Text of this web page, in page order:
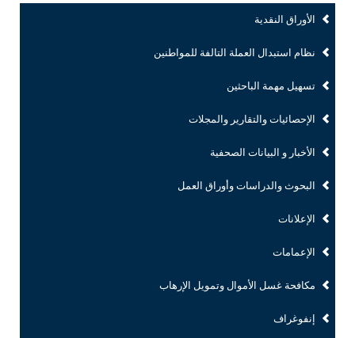
الأوراق النقدية
نظام استبدال العملة التالفة للمواطنين
تسهيل مهمة الباحثين
الإحصائيات والتقارير والمجلات
الأخبار و البيانات الصحفية
البحوث والدراسات وأوراق العمل
الإعلانات
الإعمامات
مكافحة غسل الأموال وتمويل الإرهاب
إنفوغراف